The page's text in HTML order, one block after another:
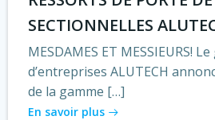
SECTIONNELLES
MESDAMES ET MESSIEURS!
d’entreprises ALUTECH
de la gamme […]
En savoir plus